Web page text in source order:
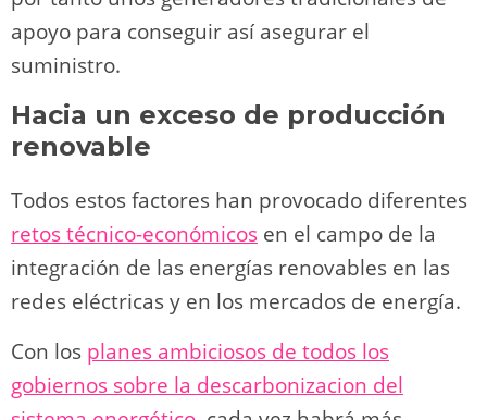
apoyo para conseguir así asegurar el
suministro.
Hacia un exceso de producción
renovable
Todos estos factores han provocado diferentes
retos técnico-económicos en el campo de la
integración de las energías renovables en las
redes eléctricas y en los mercados de energía.
Con los planes ambiciosos de todos los
gobiernos sobre la descarbonizacion del